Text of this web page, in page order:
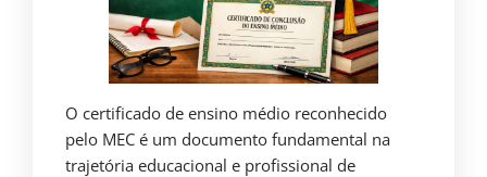
O certificado de ensino médio reconhecido
pelo MEC é um documento fundamental na
trajetória educacional e profissional de